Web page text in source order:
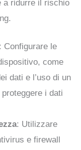
a ridurre il rischio
Configurare le
come
dati e l’uso di un
i dati
: Utilizzare
e firewall